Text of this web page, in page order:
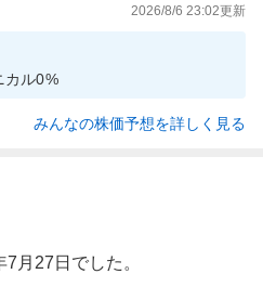
2026/8/6 23:02更新
カル0%
みんなの株価予想を詳しく見る
月27日でした。